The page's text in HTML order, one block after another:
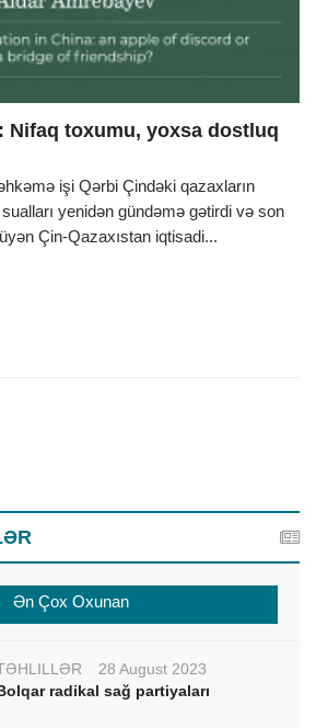
Nifaq toxumu, yoxsa dostluq
işi Qərbi Çindəki qazaxların
yenidən gündəmə gətirdi və son
Çin-Qazaxıstan iqtisadi...
Ən Çox Oxunan
28 August 2023
radikal sağ partiyaları